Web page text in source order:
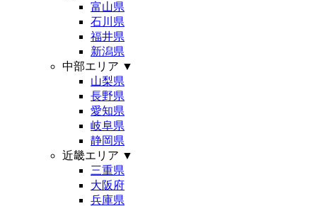
富山県
石川県
福井県
新潟県
中部エリア ▼
山梨県
長野県
愛知県
岐阜県
静岡県
近畿エリア ▼
三重県
大阪府
兵庫県